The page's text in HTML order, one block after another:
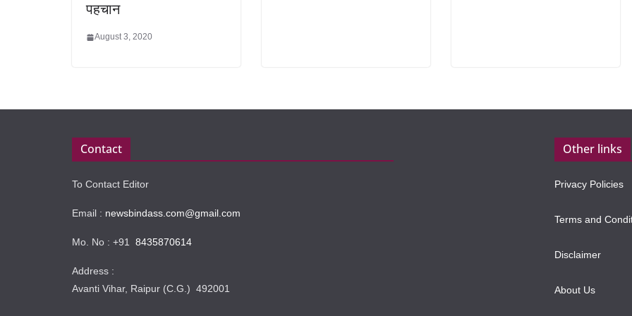
पहचान
August 3, 2020
Contact
To Contact Editor
Email : newsbindass.com@gmail.com
Mo. No : +91 8435870614
Address :
Avanti Vihar, Raipur (C.G.) 492001
Other links
Privacy Policies
Terms and
Disclaimer
About Us